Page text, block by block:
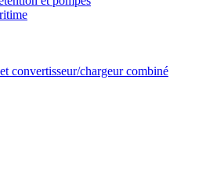
convertisseur/chargeur combiné